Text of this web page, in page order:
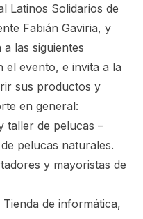
Latinos Solidarios de
Fabián Gaviria, y
las siguientes
el evento, e invita a la
sus productos y
en general:
taller de pelucas –
pelucas naturales.
y mayoristas de
Tienda de informática,